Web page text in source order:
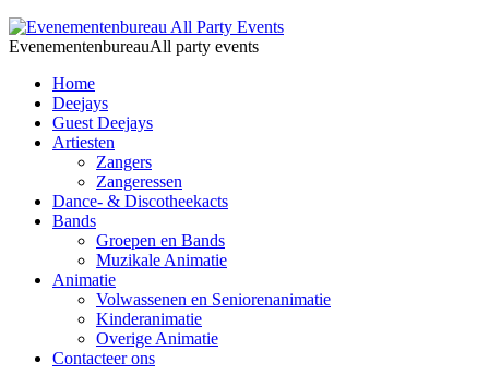
Jump to navigation
EvenementenbureauAll party events
Home
Deejays
Guest Deejays
Artiesten
Zangers
Zangeressen
Dance- & Discotheekacts
Bands
Groepen en Bands
Muzikale Animatie
Animatie
Volwassenen en Seniorenanimatie
Kinderanimatie
Overige Animatie
Contacteer ons